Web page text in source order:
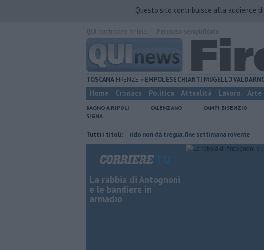
Questo sito contribuisce alla audience di
TOSCANA FIRENZE EMPOLESECHIANTI MUGELLO
Home Cronaca Politica Attualità Lavoro Arte
BAGNO A RIPOLI CALENZANO CAMPI BISENZIO
SIGNA
Tutti i titoli:
Il grande caldo non dà tregua, fine settimana rovente Iren
La rabbia di Antognoni
e le bandiere in
armadio